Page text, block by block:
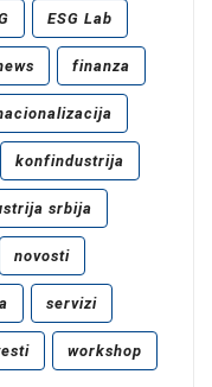
ESG Lab
finanza
konfindustrija
srbija
novosti
servizi
workshop